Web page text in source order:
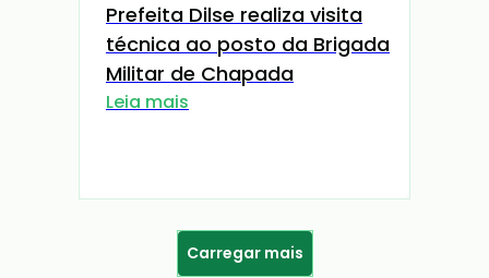
Prefeita Dilse realiza visita
técnica ao posto da Brigada
Militar de Chapada
Leia mais
Carregar mais